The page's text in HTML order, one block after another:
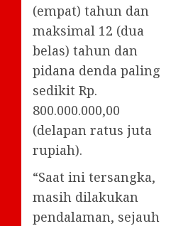
(empat) tahun dan
maksimal 12 (dua
belas) tahun dan
pidana denda paling
sedikit Rp.
800.000.000,00
(delapan ratus juta
rupiah).
“Saat ini tersangka,
masih dilakukan
pendalaman, sejauh